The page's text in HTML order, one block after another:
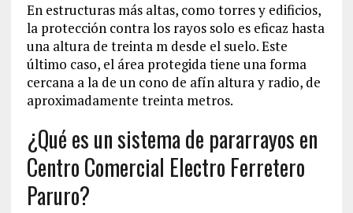
En estructuras más altas, como torres y edificios,
la protección contra los rayos solo es eficaz hasta
una altura de treinta m desde el suelo. Este
último caso, el área protegida tiene una forma
cercana a la de un cono de afín altura y radio, de
aproximadamente treinta metros.
¿Qué es un sistema de pararrayos en
Centro Comercial Electro Ferretero
Paruro?